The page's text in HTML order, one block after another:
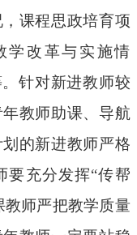
课程思政培育项
学改革与实施情
针对新进教师较
教师助课、导航
的新进教师严格
要充分发挥“传帮
教师严把教学质量